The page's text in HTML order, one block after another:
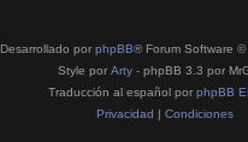
Desarrollado por phpBB® Forum Software ©
Style por Arty - phpBB 3.3 por
Traducción al español por phpBB
Privacidad | Condiciones